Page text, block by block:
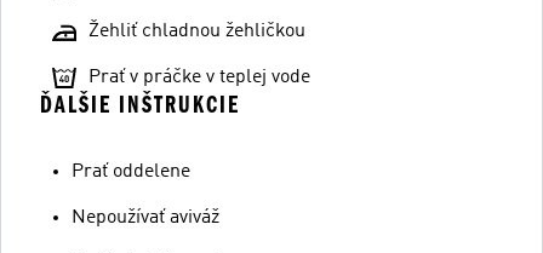
Žehliť chladnou žehličkou
Prať v práčke v teplej vode
ĎALŠIE INŠTRUKCIE
Prať oddelene
Nepoužívať aviváž